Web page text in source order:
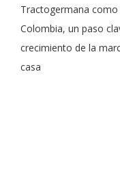
Tractogermana
Colombia, un paso
crecimiento de la
casa